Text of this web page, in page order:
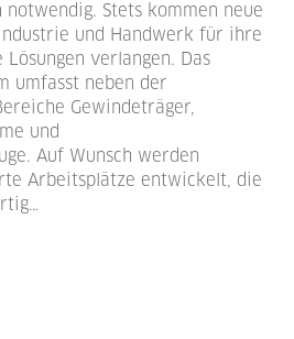
notwendig. Stets kommen neue
und Handwerk für ihre
verlangen. Das
umfasst neben der
Gewindeträger,
und
Auf Wunsch werden
Arbeitsplätze entwickelt, die